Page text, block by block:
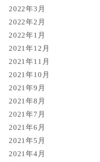
2022年3月
2022年2月
2022年1月
2021年12月
2021年11月
2021年10月
2021年9月
2021年8月
2021年7月
2021年6月
2021年5月
2021年4月